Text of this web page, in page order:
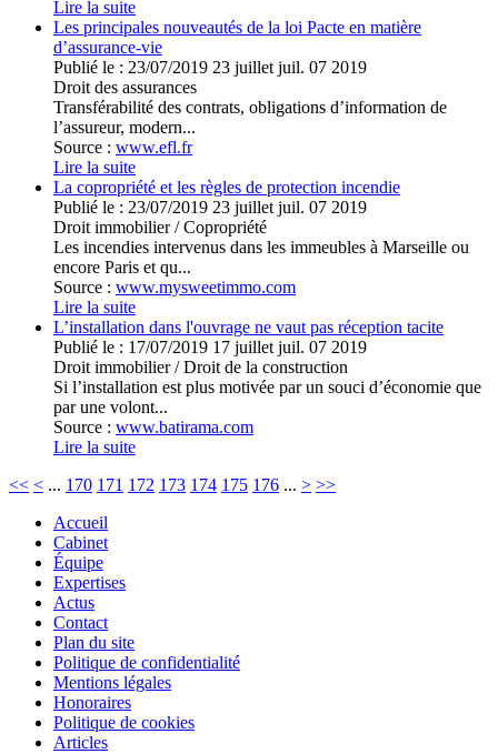
Lire la suite
Les principales nouveautés de la loi Pacte en matière
d’assurance-vie
Publié le : 23/07/2019 23 juillet juil. 07 2019
Droit des assurances
Transférabilité des contrats, obligations d’information de
l’assureur, modern...
Source : www.efl.fr
Lire la suite
La copropriété et les règles de protection incendie
Publié le : 23/07/2019 23 juillet juil. 07 2019
Droit immobilier/Copropriété
Les incendies intervenus dans les immeubles à Marseille ou
encore Paris et qu...
Source : www.mysweetimmo.com
Lire la suite
L’installation dans l'ouvrage ne vaut pas réception tacite
Publié le : 17/07/2019 17 juillet juil. 07 2019
Droit immobilier/Droit de la construction
Si l’installation est plus motivée par un souci d’économie que
par une volont...
Source : www.batirama.com
Lire la suite
<< < ... 170 171 172 173 174 175 176 ... > >>
Accueil
Cabinet
Équipe
Expertises
Actus
Contact
Plan du site
Politique de confidentialité
Mentions légales
Honoraires
Politique de cookies
Articles